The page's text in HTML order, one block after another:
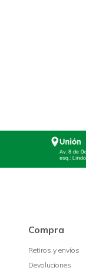
Compra
Retiros y envíos
Devoluciones